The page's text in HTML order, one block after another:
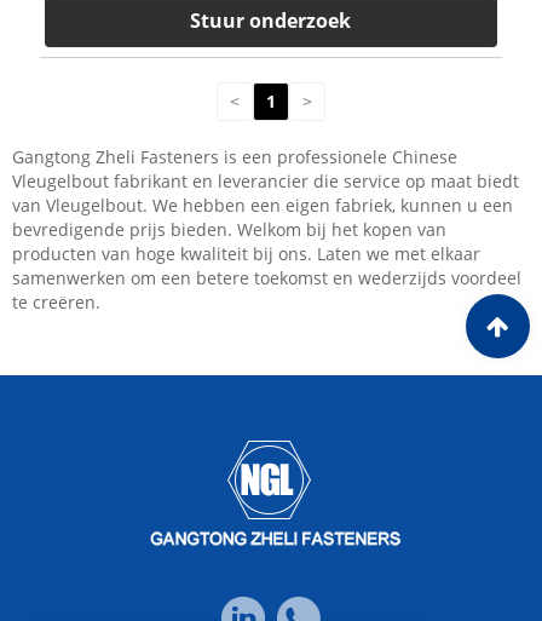
Stuur onderzoek
< 1 >
Gangtong Zheli Fasteners is een professionele Chinese
Vleugelbout fabrikant en leverancier die service op maat biedt
van Vleugelbout. We hebben een eigen fabriek, kunnen u een
bevredigende prijs bieden. Welkom bij het kopen van
producten van hoge kwaliteit bij ons. Laten we met elkaar
samenwerken om een ​​betere toekomst en wederzijds voordeel
te creëren.